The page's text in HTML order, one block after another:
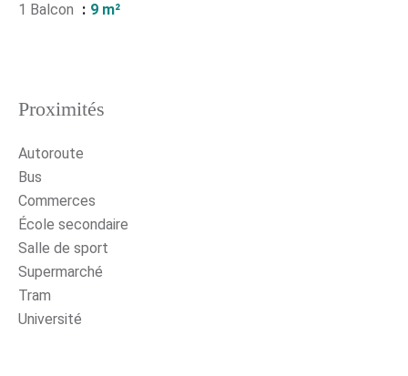
1 Balcon
9 m²
Proximités
Autoroute
Bus
Commerces
École secondaire
Salle de sport
Supermarché
Tram
Université